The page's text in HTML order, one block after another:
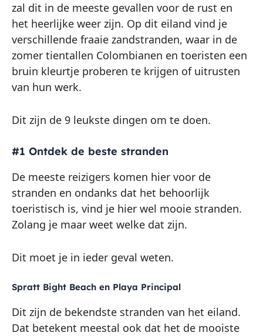
zal dit in de meeste gevallen voor de rust en
het heerlijke weer zijn. Op dit eiland vind je
verschillende fraaie zandstranden, waar in de
zomer tientallen Colombianen en toeristen een
bruin kleurtje proberen te krijgen of uitrusten
van hun werk.
Dit zijn de 9 leukste dingen om te doen.
#1 Ontdek de beste stranden
De meeste reizigers komen hier voor de
stranden en ondanks dat het behoorlijk
toeristisch is, vind je hier wel mooie stranden.
Zolang je maar weet welke dat zijn.
Dit moet je in ieder geval weten.
Spratt Bight Beach en Playa Principal
Dit zijn de bekendste stranden van het eiland.
Dat betekent meestal ook dat het de mooiste